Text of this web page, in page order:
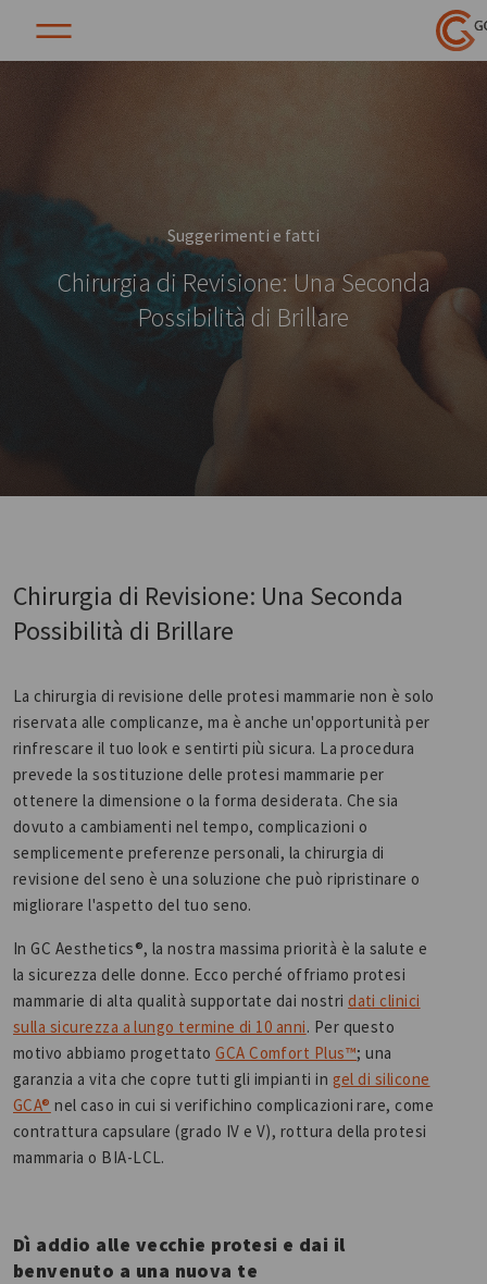
Suggerimenti e fatti
Chirurgia di Revisione: Una Seconda
Possibilità di Brillare
Chirurgia di Revisione: Una Seconda
Possibilità di Brillare
La chirurgia di revisione delle protesi mammarie non è solo
riservata alle complicanze, ma è anche un'opportunità per
rinfrescare il tuo look e sentirti più sicura. La procedura
prevede la sostituzione delle protesi mammarie per
ottenere la dimensione o la forma desiderata. Che sia
dovuto a cambiamenti nel tempo, complicazioni o
semplicemente preferenze personali, la chirurgia di
revisione del seno è una soluzione che può ripristinare o
migliorare l'aspetto del tuo seno.
In GC Aesthetics®, la nostra massima priorità è la salute e
la sicurezza delle donne. Ecco perché offriamo protesi
mammarie di alta qualità supportate dai nostridati clinici
sulla sicurezza a lungo termine di 10 anni. Per questo
motivo abbiamo progettatoGCA Comfort Plus™; una
garanzia a vita che copre tutti gli impianti in gel di silicone
GCA® nel caso in cui si verifichino complicazioni rare, come
contrattura capsulare (grado IV e V), rottura della protesi
mammaria o BIA-LCL.
Dì addio alle vecchie protesi e dai il
benvenuto a una nuova te